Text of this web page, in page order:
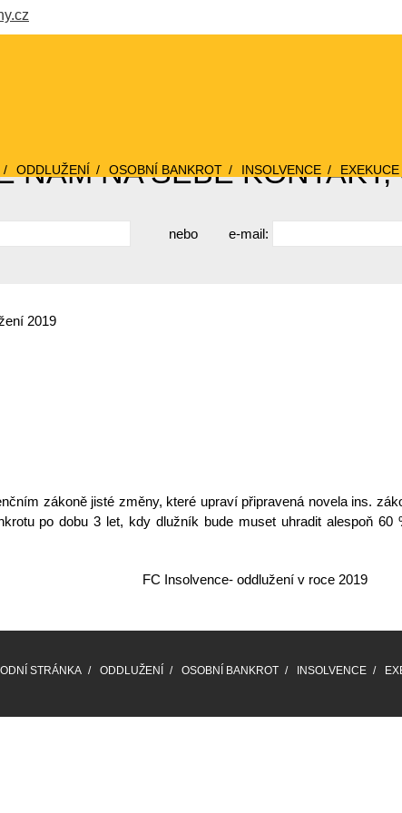
ODDLUŽENÍ OSOBNÍ BANKROT INSOLVENCE EXEKUCE
NÁM NA SEBE
nebo e-mail:
2019
zákoně jisté změny, které upraví připravená novela ins.
po dobu3 let, kdy dlužník bude muset uhradit alespoň 60
FC Insolvence- oddlužení v roce 2019
STRÁNKA ODDLUŽENÍ OSOBNÍ BANKROT INSOLVENCE